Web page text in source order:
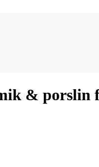
& porslin